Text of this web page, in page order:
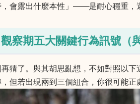
，會露出什麼本性」——是耐心穩重，
觀察期五大關鍵行為訊號（
再猜了。與其胡思亂想，不如對照以
但若出現兩到三個組合，你很可能正